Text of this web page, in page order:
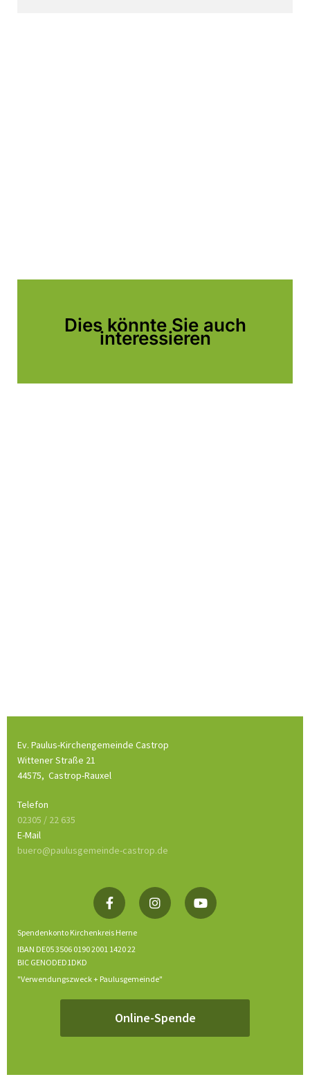
Dies könnte Sie auch
interessieren
Ev. Paulus-Kirchengemeinde Castrop
Wittener Straße 21
44575, Castrop-Rauxel
Telefon
02305 / 22 635
E-Mail
buero@paulusgemeinde-castrop.de
Spendenkonto Kirchenkreis Herne
IBAN DE05 3506 0190 2001 1420 22
BIC GENODED1DKD
"Verwendungszweck + Paulusgemeinde"
Online-Spende